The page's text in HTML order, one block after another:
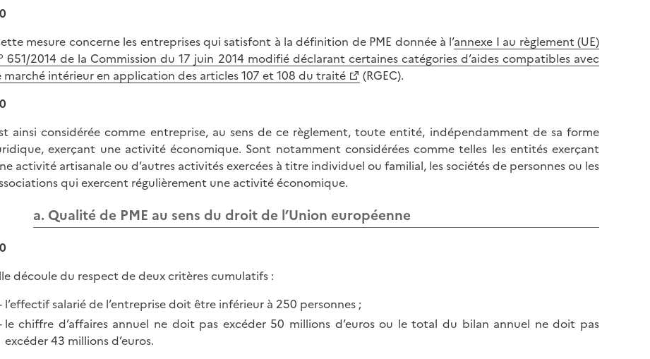
mesure concerne les entreprises qui satisfont à la définition de PME donnée à l’annexe I au règlement (UE)
651/2014 de la Commission du 17 juin 2014 modifié déclarant certaines catégories d’aides compatibles avec
marché intérieur en application des articles 107 et 108 du traité
(RGEC).
ainsi considérée comme entreprise, au sens de ce règlement, toute entité, indépendamment de sa forme
exerçant une activité économique. Sont notamment considérées comme telles les entités exerçant
activité artisanale ou d’autres activités exercées à titre individuel ou familial, les sociétés de personnes ou les
qui exercent régulièrement une activité économique.
a. Qualité de PME au sens du droit de l’Union européenne
découle du respect de deux critères cumulatifs :
l’effectif salarié de l’entreprise doit être inférieur à 250 personnes ;
le chiffre d’affaires annuel ne doit pas excéder 50 millions d’euros ou le total du bilan annuel ne doit pas
excéder 43 millions d’euros.